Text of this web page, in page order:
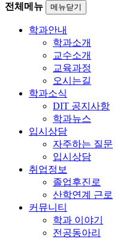
전체메뉴 메뉴닫기
학과안내
학과소개
교수소개
교육과정
오시는길
학과소식
DIT 공지사항
학과뉴스
입시상담
자주하는 질문
입시상담
취업정보
졸업후진로
산학연계 근로
커뮤니티
학과 이야기
전공동아리